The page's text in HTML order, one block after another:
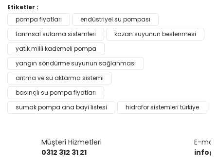
Bu ürüne ilk yorumu siz yapın!
Yorum Yaz
Bu ürünün fiyat bilgisi, resim, ürün açıklamalarında ve diğer
konularda yetersiz gördüğünüz noktaları öneri formunu
kullanarak tarafımıza iletebilirsiniz.
Görüş ve önerileriniz için teşekkür ederiz.
Ürün resmi kalitesiz, bozuk veya görüntülenemiyor.
Ürün açıklamasında eksik bilgiler bulunuyor.
Ürün bilgilerinde hatalar bulunuyor.
Ürün fiyatı diğer sitelerden daha pahalı.
Bu ürüne benzer farklı alternatifler olmalı.
Etiketler :
pompa fiyatları
endüstriyel su pompası
tarımsal sulama sistemleri
kazan suyunun beslenmesi
yatık milli kademeli pompa
yangın söndürme suyunun sağlanması
arıtma ve su aktarma sistemi
basınçlı su pompa fiyatları
sumak pompa ana bayi listesi
hidrofor sistemleri türkiye
Müşteri Hizmetleri
0312 312 31 21
E-mail